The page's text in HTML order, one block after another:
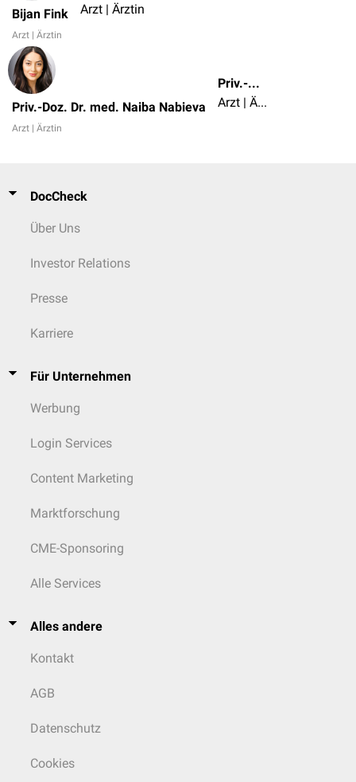
Bijan Fink
Arzt | Ärztin
Arzt | Ärztin
Priv.-Doz. Dr. med. Naiba Nabieva
Arzt | Ärztin
Priv.-Doz. Dr. med. Naiba Nabieva
Arzt | Ärztin
DocCheck
Über Uns
Investor Relations
Presse
Karriere
Für Unternehmen
Werbung
Login Services
Content Marketing
Marktforschung
CME-Sponsoring
Alle Services
Alles andere
Kontakt
AGB
Datenschutz
Cookies